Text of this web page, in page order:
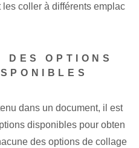
coller à différents emplac
OPTIONS
dans un document, il est
disponibles pour obten
des options de collage